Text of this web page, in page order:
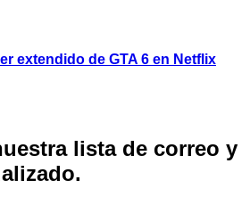
extendido de GTA 6 en Netflix
lista de correo y